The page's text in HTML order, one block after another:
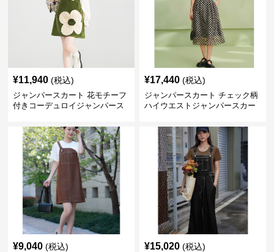
¥11,940 (税込)
ジャンパースカート 花モチーフ
付きコーデュロイジャンパース
¥17,440 (税込)
ジャンパースカート チェック柄
ハイウエストジャンパースカー
¥9,040 (税込) ¥15,020 (税込)